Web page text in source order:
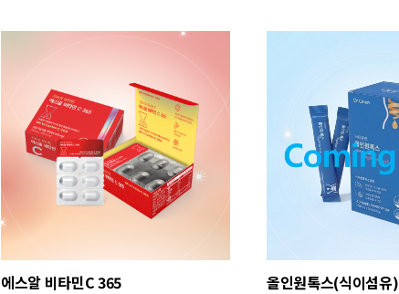
에스알 비타민C 365 올인원톡스(식이섬유)